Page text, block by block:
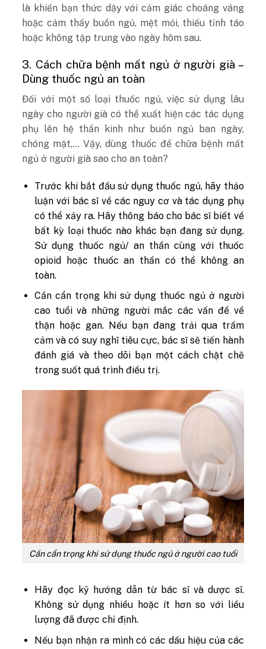
là khiến bạn thức dậy với cảm giác choáng váng
hoặc cảm thấy buồn ngủ, mệt mỏi, thiếu tỉnh táo
hoặc không tập trung vào ngày hôm sau.
3. Cách chữa bệnh mất ngủ ở người già –
Dùng thuốc ngủ an toàn
Đối với một số loại thuốc ngủ, việc sử dụng lâu
ngày cho người già có thể xuất hiện các tác dụng
phụ lên hệ thần kinh như buồn ngủ ban ngày,
chóng mặt,… Vậy, dùng thuốc để chữa bệnh mất
ngủ ở người già sao cho an toàn?
Trước khi bắt đầu sử dụng thuốc ngủ, hãy thảo
luận với bác sĩ về các nguy cơ và tác dụng phụ
có thể xảy ra. Hãy thông báo cho bác sĩ biết về
bất kỳ loại thuốc nào khác bạn đang sử dụng.
Sử dụng thuốc ngủ/ an thần cùng với thuốc
opioid hoặc thuốc an thần có thể không an
toàn.
Cần cẩn trọng khi sử dụng thuốc ngủ ở người
cao tuổi và những người mắc các vấn đề về
thận hoặc gan. Nếu bạn đang trải qua trầm
cảm và có suy nghĩ tiêu cực, bác sĩ sẽ tiến hành
đánh giá và theo dõi bạn một cách chặt chẽ
trong suốt quá trình điều trị.
Cần cẩn trọng khi sử dụng thuốc ngủ ở người cao tuổi
Hãy đọc kỹ hướng dẫn từ bác sĩ và dược sĩ.
Không sử dụng nhiều hoặc ít hơn so với liều
lượng đã được chỉ định.
Nếu bạn nhận ra mình có các dấu hiệu của các